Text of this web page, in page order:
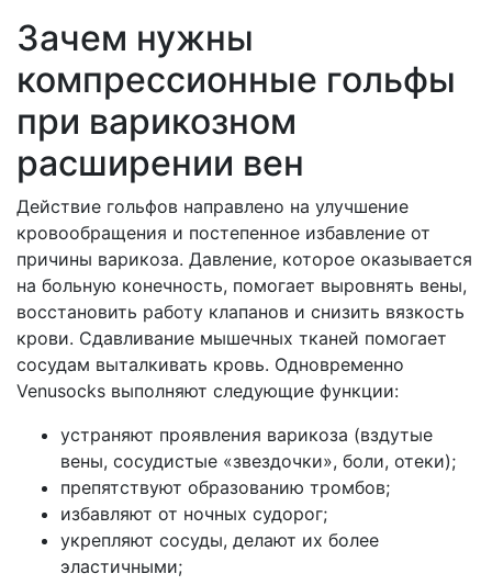
Зачем нужны
компрессионные гольфы
при варикозном
расширении вен
Действие гольфов направлено на улучшение
кровообращения и постепенное избавление от
причины варикоза. Давление, которое оказывается
на больную конечность, помогает выровнять вены,
восстановить работу клапанов и снизить вязкость
крови. Сдавливание мышечных тканей помогает
сосудам выталкивать кровь. Одновременно
Venusocks выполняют следующие функции:
устраняют проявления варикоза (вздутые
вены, сосудистые «звездочки», боли, отеки);
препятствуют образованию тромбов;
избавляют от ночных судорог;
укрепляют сосуды, делают их более
эластичными;